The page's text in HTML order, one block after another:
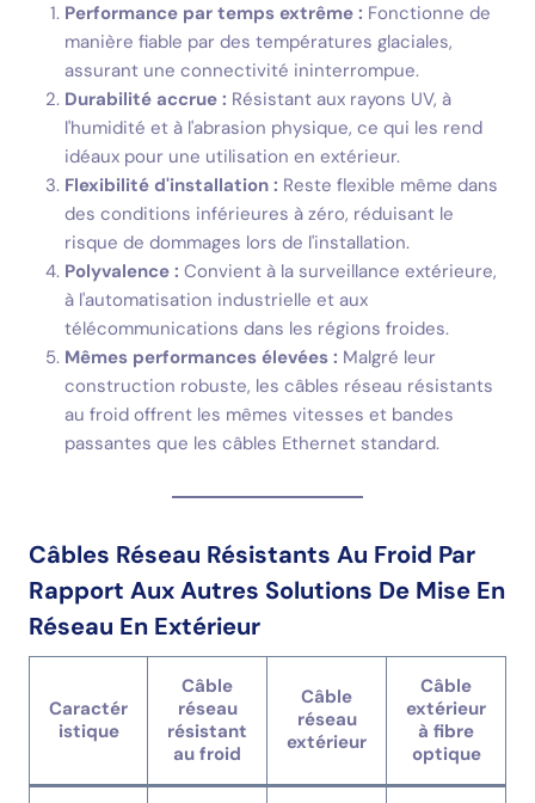
Performance par temps extrême : Fonctionne de
manière fiable par des températures glaciales,
assurant une connectivité ininterrompue.
Durabilité accrue : Résistant aux rayons UV, à
l'humidité et à l'abrasion physique, ce qui les rend
idéaux pour une utilisation en extérieur.
Flexibilité d'installation : Reste flexible même dans
des conditions inférieures à zéro, réduisant le
risque de dommages lors de l'installation.
Polyvalence : Convient à la surveillance extérieure,
à l'automatisation industrielle et aux
télécommunications dans les régions froides.
Mêmes performances élevées : Malgré leur
construction robuste, les câbles réseau résistants
au froid offrent les mêmes vitesses et bandes
passantes que les câbles Ethernet standard.
Câbles Réseau Résistants Au Froid Par
Rapport Aux Autres Solutions De Mise En
Réseau En Extérieur
Caractér
istique
Câble
réseau
résistant
au froid
Câble
réseau
extérieur
Câble
extérieur
à fibre
optique